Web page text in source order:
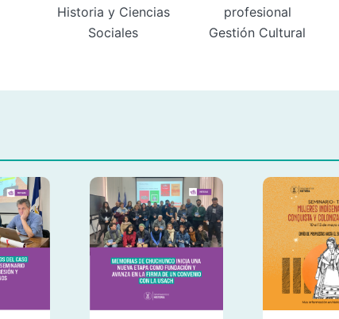
Historia y Ciencias
Sociales
profesional
Gestión Cultural